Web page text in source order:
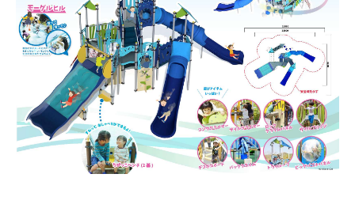
入園・入学 結婚・離婚
引っ越し 就職・転職・退職